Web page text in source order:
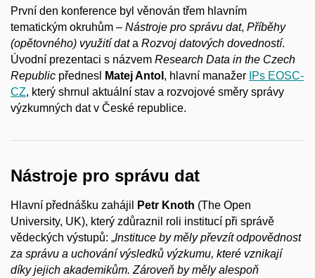
První den konference byl věnován třem hlavním
tematickým okruhům – Nástroje pro správu dat, Příběhy
(opětovného) využití data Rozvoj datových dovedností.
Úvodní prezentaci s názvem Research Data in the Czech
Republic přednesl Matej Antol , hlavní manažer IPs EOSC-
CZ, který shrnul aktuální stav a rozvojové směry správy
výzkumných dat v České republice.
Nástroje pro správu dat
Hlavní přednášku zahájil Petr Knoth (The Open
University, UK), který zdůraznil roli institucí při správě
vědeckých výstupů: „Instituce by měly převzít odpovědnost
za správu a uchování výsledků výzkumu, které vznikají
díky jejich akademikům. Zároveň by měly alespoň